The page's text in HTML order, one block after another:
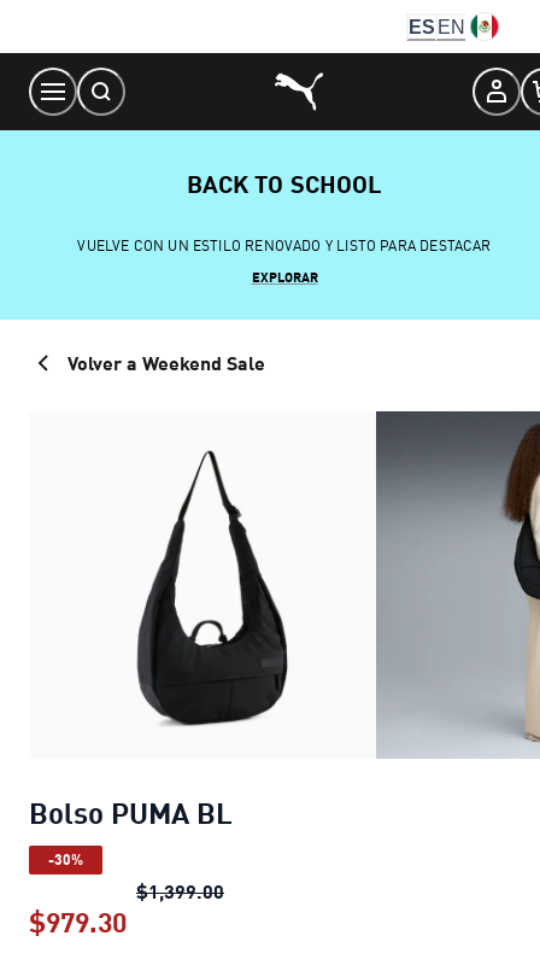
Content
ES EN
BACK TO SCHOOL
VUELVE CON UN ESTILO RENOVADO Y LISTO PARA DESTACAR
EXPLORAR
Volver a Weekend Sale
Bolso PUMA BL
-30%
$1,399.00Bolso PUMA BL
$979.30